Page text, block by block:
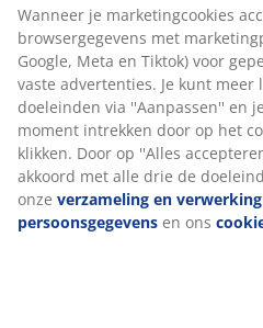
Artikelnummer: 4911692
Specificaties
Beoordelingen
(8)
Wanneer je marketingcookies
browsergegevens met
Google, Meta en Tiktok) voor
vaste advertenties. Je kunt meer
doeleinden via ''Aanpassen'' en
moment intrekken door op het
klikken. Door op ''Alles
akkoord met alle drie de
onze verzameling en
persoonsgegevens en ons